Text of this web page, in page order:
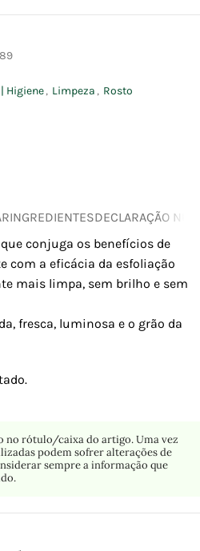
Higiene, Limpeza , Rosto
INGREDIENTESDECLARAÇÃO
conjuga os benefícios de
com a eficácia da esfoliação
mais limpa, sem brilho e sem
fresca, luminosa e o grão da
no rótulo/caixa do artigo. Uma vez
podem sofrer alterações de
sempre a informação que